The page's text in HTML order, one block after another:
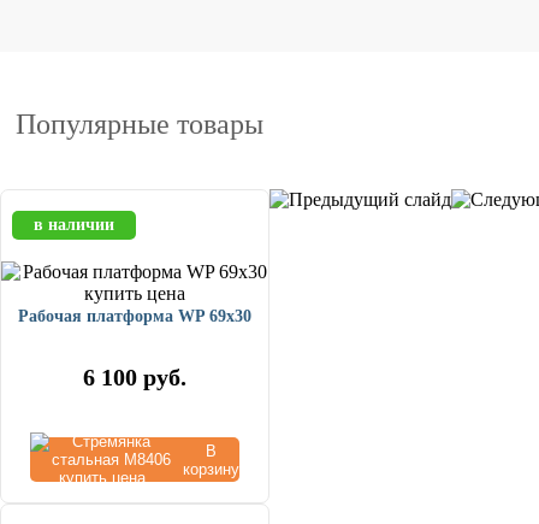
Популярные товары
в наличии
Рабочая платформа WP 69x30
6 100 руб.
В
корзину